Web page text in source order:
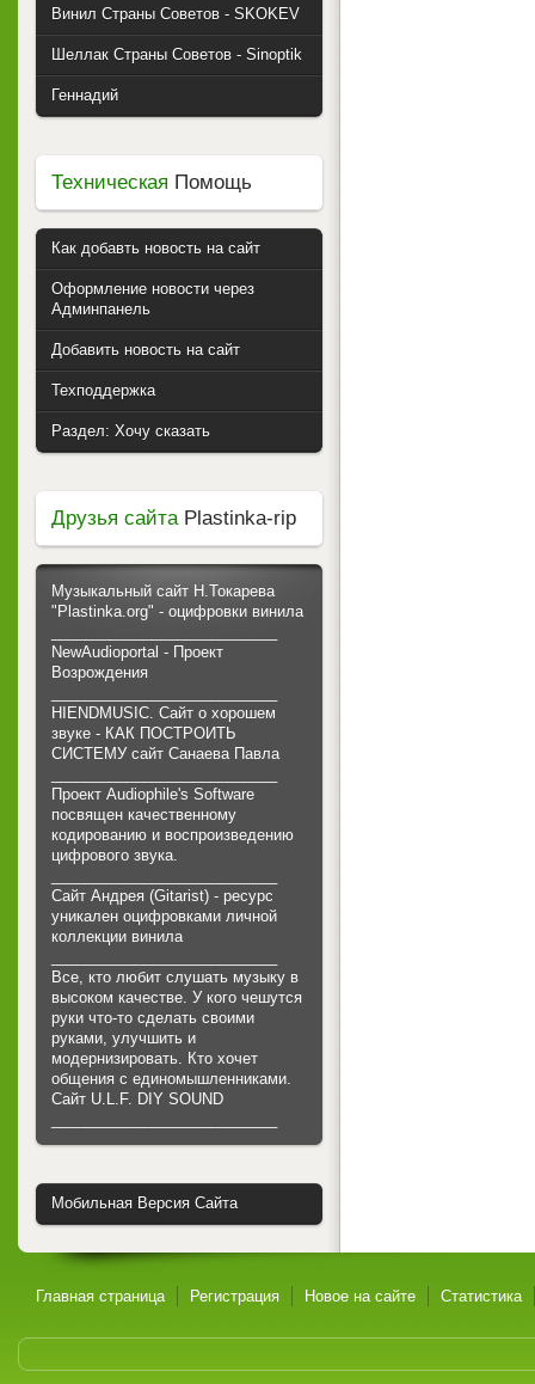
Винил Страны Советов - SKOKEV
Шеллак Страны Советов - Sinoptik
Геннадий
Техническая Помощь
Как добавть новость на сайт
Оформление новости через
Админпанель
Добавить новость на сайт
Техподдержка
Раздел: Хочу сказать
Друзья сайтаPlastinka-rip
Музыкальный сайт Н.Токарева
"Plastinka.org" - оцифровки винила
NewAudioportal - Проект
Возрождения
HIENDMUSIC. Сайт о хорошем
звуке - КАК ПОСТРОИТЬ
СИСТЕМУ сайт Санаева Павла
Проект Audiophile's Software
посвящен качественному
кодированию и воспроизведению
цифрового звука.
Сайт Андрея (Gitarist) - ресурс
уникален оцифровками личной
коллекции винила
Все, кто любит слушать музыку в
высоком качестве. У кого чешутся
руки что-то сделать своими
руками, улучшить и
модернизировать. Кто хочет
общения с единомышленниками.
Cайт U.L.F. DIY SOUND
Мобильная Версия Сайта
Главная страница Регистрация Новое на сайте Статистика